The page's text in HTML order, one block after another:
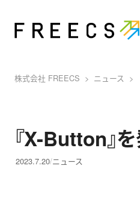
株式会社 FREECS ニュース
『X-Button』
2023.7.20 ニュース